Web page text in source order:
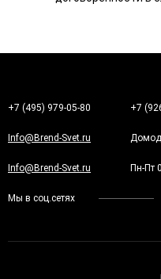
+7 (495) 979-05-80 +7
Info@Brend-Svet.ru
Info@Brend-Svet.ru Пн-Пт
Мы в соц.сетях